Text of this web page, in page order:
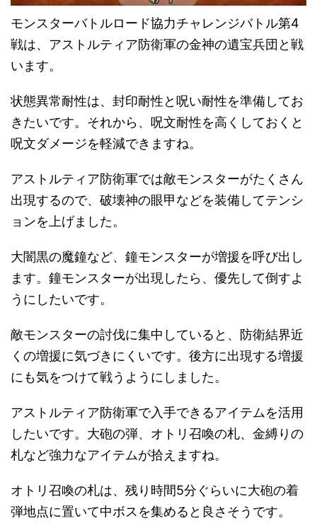
モンスターバトルロード協力チャレンジバトル第4
戦は、アストルティア防衛軍の金神の遺宝兵団と戦
います。
状態異常耐性は、封印耐性と呪い耐性を準備してお
きたいです。それから、呪文耐性を高くしておくと
呪文ダメージを軽減できますね。
アストルティア防衛軍では敵モンスターがたくさん
出現するので、破壊神の眼甲などを装備してテンシ
ョンを上げました。
大闇黒の魔鐘など、鐘モンスターが増援を呼び出し
ます。鐘モンスターが出現したら、優先して倒すよ
うにしたいです。
敵モンスターの討伐に集中していると、防衛結界近
くの増援に気づきにくいです。後方に出現する増援
にも気をつけて戦うようにしました。
アストルティア防衛軍で入手できるアイテムを活用
したいです。大砲の弾、オトリ召喚の札、金縛りの
札など強力なアイテムが拾えますね。
オトリ召喚の札は、残り時間5分ぐらいに大砲の着
弾地点に置いて中ボスを集めると良さそうです。